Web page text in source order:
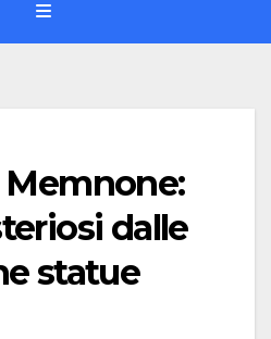
Memnone:
dalle
statue